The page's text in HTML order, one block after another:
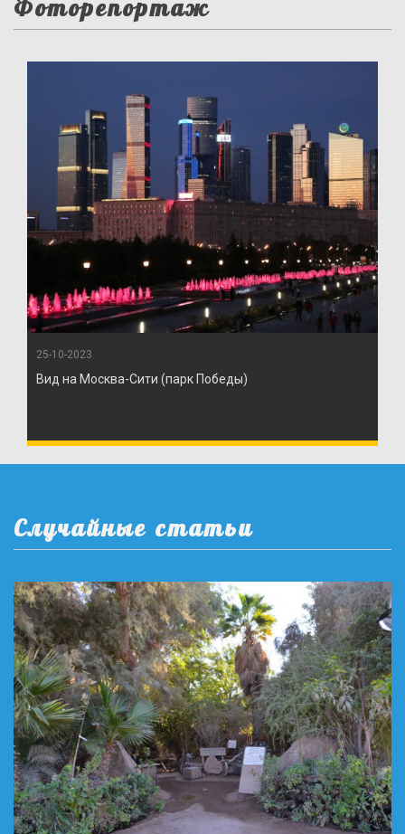
Фоторепортаж
25-10-2023
Вид на Москва-Сити (парк Победы)
Случайные статьи